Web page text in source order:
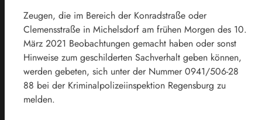
Zeugen, die im Bereich der Konradstraße oder
Clemensstraße in Michelsdorf am frühen Morgen des 10.
März 2021 Beobachtungen gemacht haben oder sonst
Hinweise zum geschilderten Sachverhalt geben können,
werden gebeten, sich unter der Nummer 0941/506-28
88 bei der Kriminalpolizeiinspektion Regensburg zu
melden.